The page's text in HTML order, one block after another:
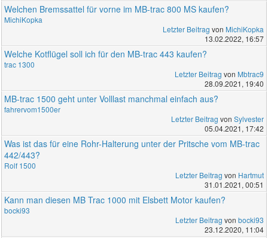
Welchen Bremssattel für vorne im MB-trac 800 MS kaufen?
MichiKopka
Letzter Beitrag von MichiKopka
13.02.2022, 16:57
Welche Kotflügel soll ich für den MB-trac 443 kaufen?
trac 1300
Letzter Beitrag von Mbtrac9
28.09.2021, 19:40
MB-trac 1500 geht unter Volllast manchmal einfach aus?
fahrervom1500er
Letzter Beitrag von Sylvester
05.04.2021, 17:42
Was ist das für eine Rohr-Halterung unter der Pritsche vom MB-trac
442/443?
Rolf 1500
Letzter Beitrag von Hartmut
31.01.2021, 00:51
Kann man diesen MB Trac 1000 mit Elsbett Motor kaufen?
bocki93
Letzter Beitrag von bocki93
23.12.2020, 11:04